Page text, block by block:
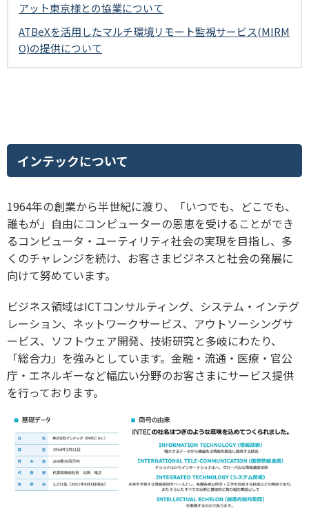
アット東京様との協業について
ATBeXを活用したマルチ環境リモート監視サービス(MIRM
O)の提供について
インテックについて
1964年の創業から半世紀に渡り、「いつでも、どこでも、
誰もが」自由にコンピューターの恩恵を受けることができ
るコンピュータ・ユーティリティ社会の実現を目指し、多
くのチャレンジを続け、お客さまビジネスと社会の発展に
向けて努めています。
ビジネス領域はICTコンサルティング、システム・インテグ
レーション、ネットワークサービス、アウトソーシングサ
ービス、ソフトウェア開発、技術研究と多岐にわたり、
「総合力」を強みとしています。金融・流通・医療・官公
庁・エネルギーなど幅広い分野のお客さまにサービス提供
を行っております。